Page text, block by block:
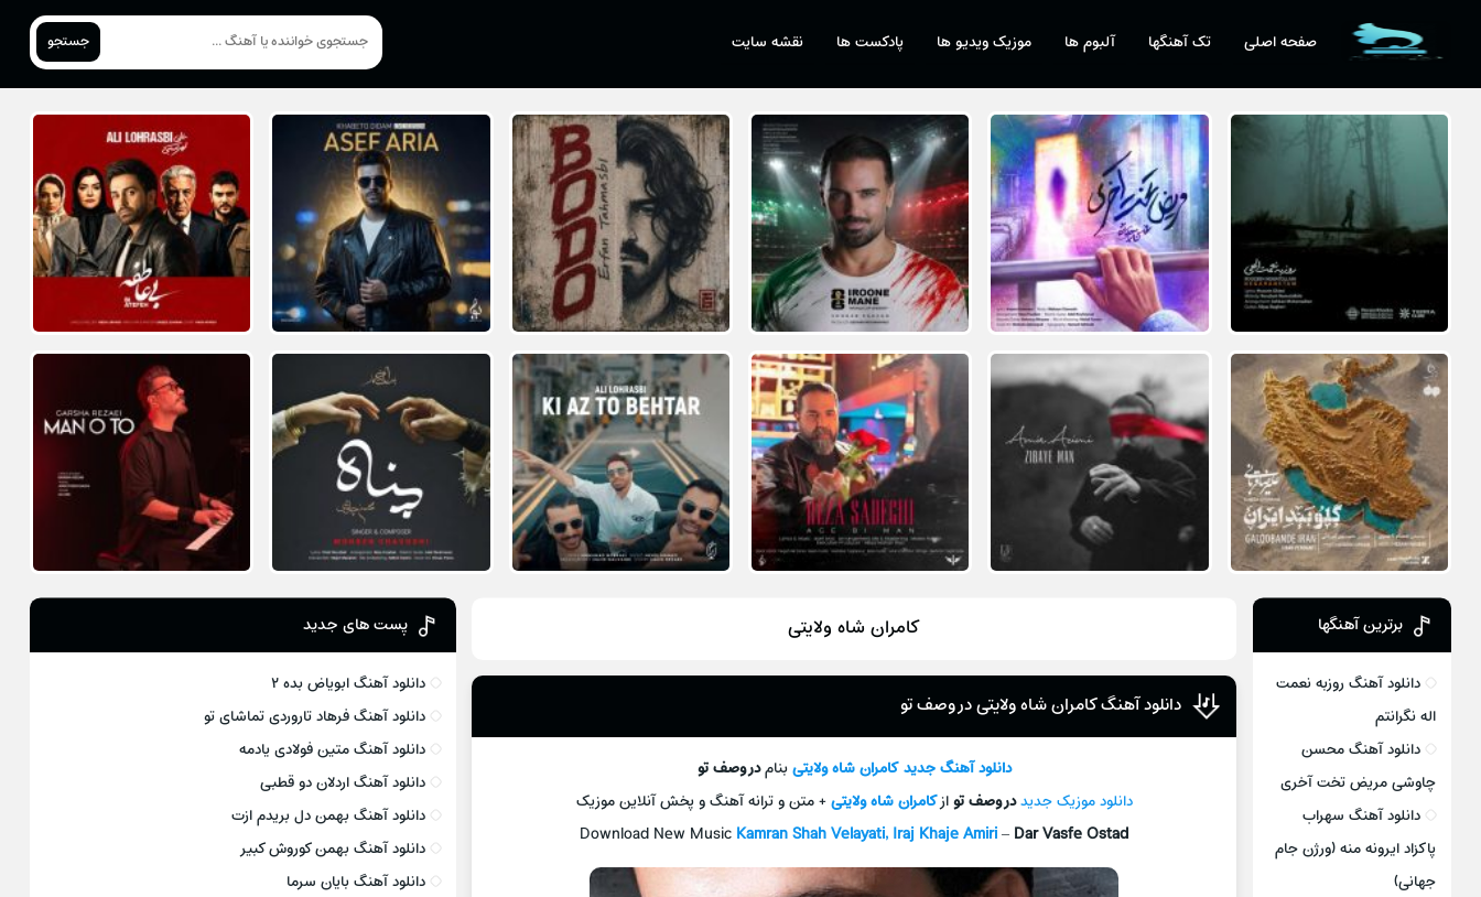
صفحه اصلی تک آهنگها آلبوم ها موزیک ویدیو ها پادکست ها نقشه سایت جستجو
کامران شاه ولایتی
دانلود آهنگ کامران شاه ولایتی در وصف تو
دانلود آهنگ جدیدکامران شاه ولایتیبنامدر وصف تو
دانلود موزیک جدیددر وصف توازکامران شاه ولایتی+ متن و ترانه آهنگ و پخش آنلاین موزیک
Download New Music Kamran Shah Velayati, Iraj Khaje Amiri– Dar Vasfe Ostad
برترین آهنگها
دانلود آهنگ روزبه نعمت
اله نگرانتم
دانلود آهنگ محسن
چاوشی مریض تخت آخری
دانلود آهنگ سهراب
پاکزاد ایرونه منه (ورژن جام
جهانی)
پست های جدید
دانلود آهنگ ابویاض بده ۲
دانلود آهنگ فرهاد تاروردی تماشای تو
دانلود آهنگ متین فولادی یادمه
دانلود آهنگ اردلان دو قطبی
دانلود آهنگ بهمن دل بریدم ازت
دانلود آهنگ بهمن کوروش کبیر
دانلود آهنگ بایان سرما